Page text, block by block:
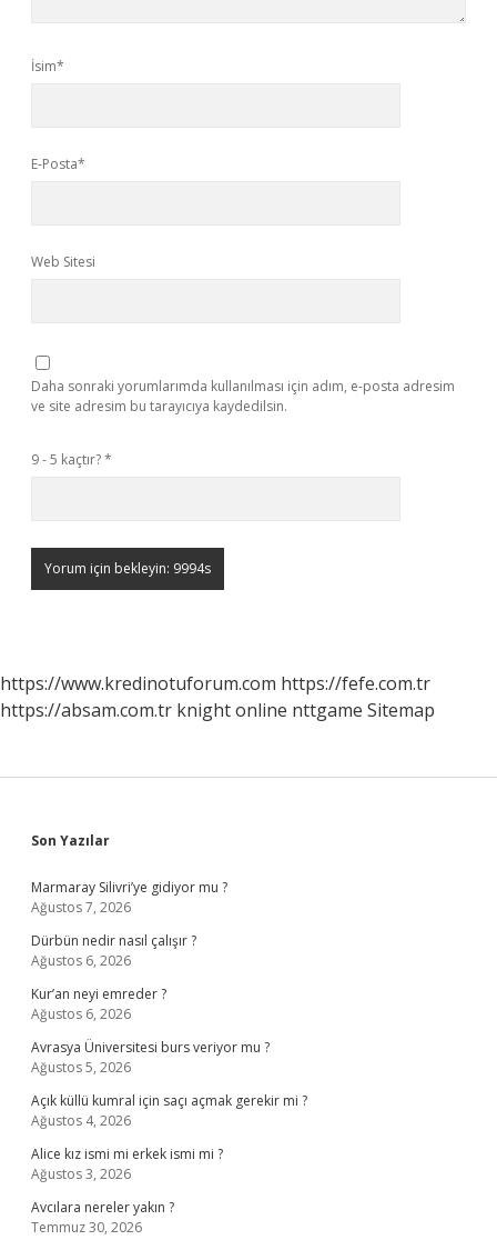
İsim*
E-Posta*
Web Sitesi
Daha sonraki yorumlarımda kullanılması için adım, e-posta adresim
ve site adresim bu tarayıcıya kaydedilsin.
9 - 5 kaçtır?*
https://www.kredinotuforum.com https://fefe.com.tr
https://absam.com.tr knight online nttgame Sitemap
Sidebar
Son Yazılar
Marmaray Silivri’ye gidiyor mu ?
Ağustos 7, 2026
Dürbün nedir nasıl çalışır ?
Ağustos 6, 2026
Kur’an neyi emreder ?
Ağustos 6, 2026
Avrasya Üniversitesi burs veriyor mu ?
Ağustos 5, 2026
Açık küllü kumral için saçı açmak gerekir mi ?
Ağustos 4, 2026
Alice kız ismi mi erkek ismi mi ?
Ağustos 3, 2026
Avcılara nereler yakın ?
Temmuz 30, 2026